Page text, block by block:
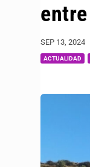
SEP 13, 2024
ACTUALIDAD